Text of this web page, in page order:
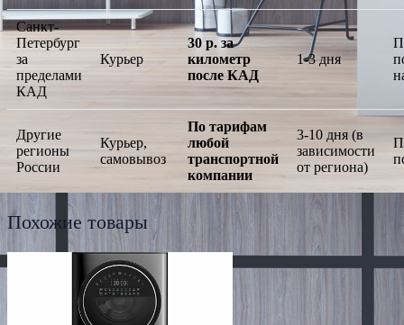
Санкт-
Петербург
за
пределами
КАД
Курьер
30 р. за
километр
после КАД
1-3 дня
Другие
регионы
России
Курьер,
самовывоз
По тарифам
любой
транспортной
компании
3-10 дня (в
зависимости
от региона)
Похожие товары